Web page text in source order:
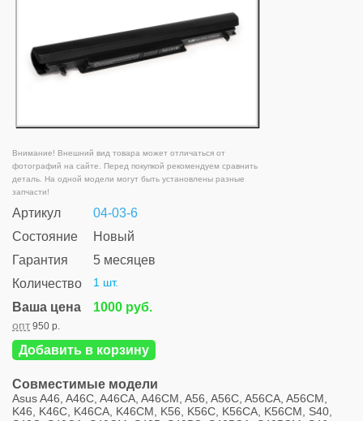
Внимание! Внешний вид товара может отличаться от
фотографий на сайте. Перед покупкой рекомендуем сравнить
деталь. На одной модели могут быть установлены разные
запчасти!
Артикул
04-03-6
Состояние
Новый
Гарантия
5 месяцев
Количество
1 шт.
Ваша цена 1000 руб.
опт 950 р.
Добавить в корзину
Совместимые модели
Asus A46, A46C, A46CA, A46CM, A56, A56C, A56CA, A56CM,
K46, K46C, K46CA, K46CM, K56, K56C, K56CA, K56CM, S40,